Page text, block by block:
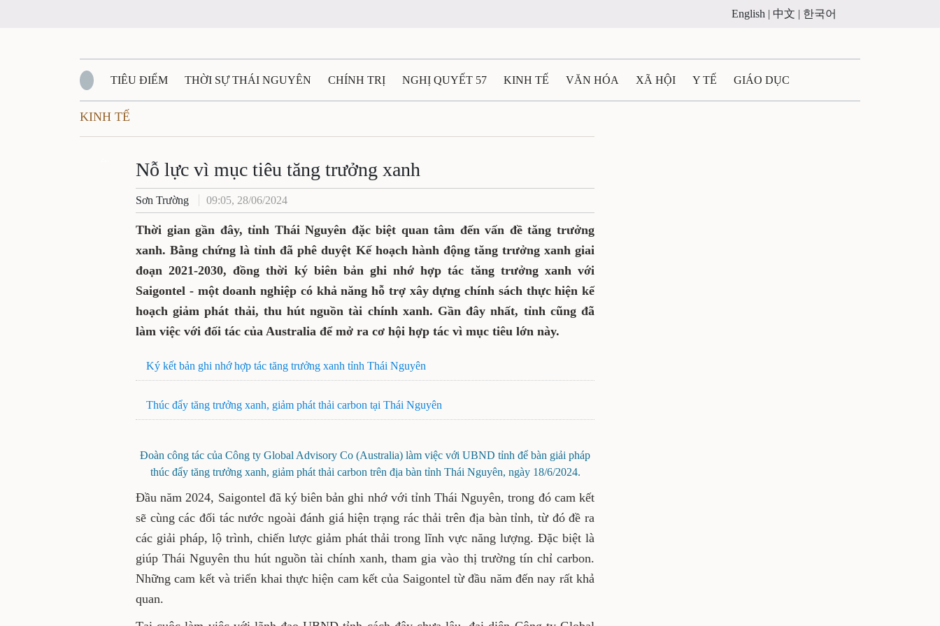
English | 中文 | 한국어
TIÊU ĐIỂM THỜI SỰ THÁI NGUYÊN CHÍNH TRỊ NGHỊ QUYẾT 57 KINH TẾ VĂN HÓA XÃ HỘI Y TẾ GIÁO DỤC
QUỐC PHÒNG - AN NINH
QUÊ HƯƠNG - ĐẤT NƯỚC QUỐC TẾ TÀI NGUYÊN - MÔI TRƯỜNG
VĂN BẢN, CHÍNH SÁCH MỚI VĂN NGHỆ THÁI NGUYÊN
KINH TẾ
Nỗ lực vì mục tiêu tăng trưởng xanh
Sơn Trường 09:05, 28/06/2024
Thời gian gần đây, tỉnh Thái Nguyên đặc biệt quan tâm đến vấn đề tăng trưởng
xanh. Bằng chứng là tỉnh đã phê duyệt Kế hoạch hành động tăng trưởng xanh giai
đoạn 2021-2030, đồng thời ký biên bản ghi nhớ hợp tác tăng trưởng xanh với
Saigontel - một doanh nghiệp có khả năng hỗ trợ xây dựng chính sách thực hiện kế
hoạch giảm phát thải, thu hút nguồn tài chính xanh. Gần đây nhất, tỉnh cũng đã
làm việc với đối tác của Australia để mở ra cơ hội hợp tác vì mục tiêu lớn này.
Ký kết bản ghi nhớ hợp tác tăng trưởng xanh tỉnh Thái Nguyên
Thúc đẩy tăng trưởng xanh, giảm phát thải carbon tại Thái Nguyên
Đoàn công tác của Công ty Global Advisory Co (Australia) làm việc với UBND tỉnh để bàn giải pháp
thúc đẩy tăng trưởng xanh, giảm phát thải carbon trên địa bàn tỉnh Thái Nguyên, ngày 18/6/2024.
Đầu năm 2024, Saigontel đã ký biên bản ghi nhớ với tỉnh Thái Nguyên, trong đó cam kết
sẽ cùng các đối tác nước ngoài đánh giá hiện trạng rác thải trên địa bàn tỉnh, từ đó đề ra
các giải pháp, lộ trình, chiến lược giảm phát thải trong lĩnh vực năng lượng. Đặc biệt là
giúp Thái Nguyên thu hút nguồn tài chính xanh, tham gia vào thị trường tín chỉ carbon.
Những cam kết và triển khai thực hiện cam kết của Saigontel từ đầu năm đến nay rất khả
quan.